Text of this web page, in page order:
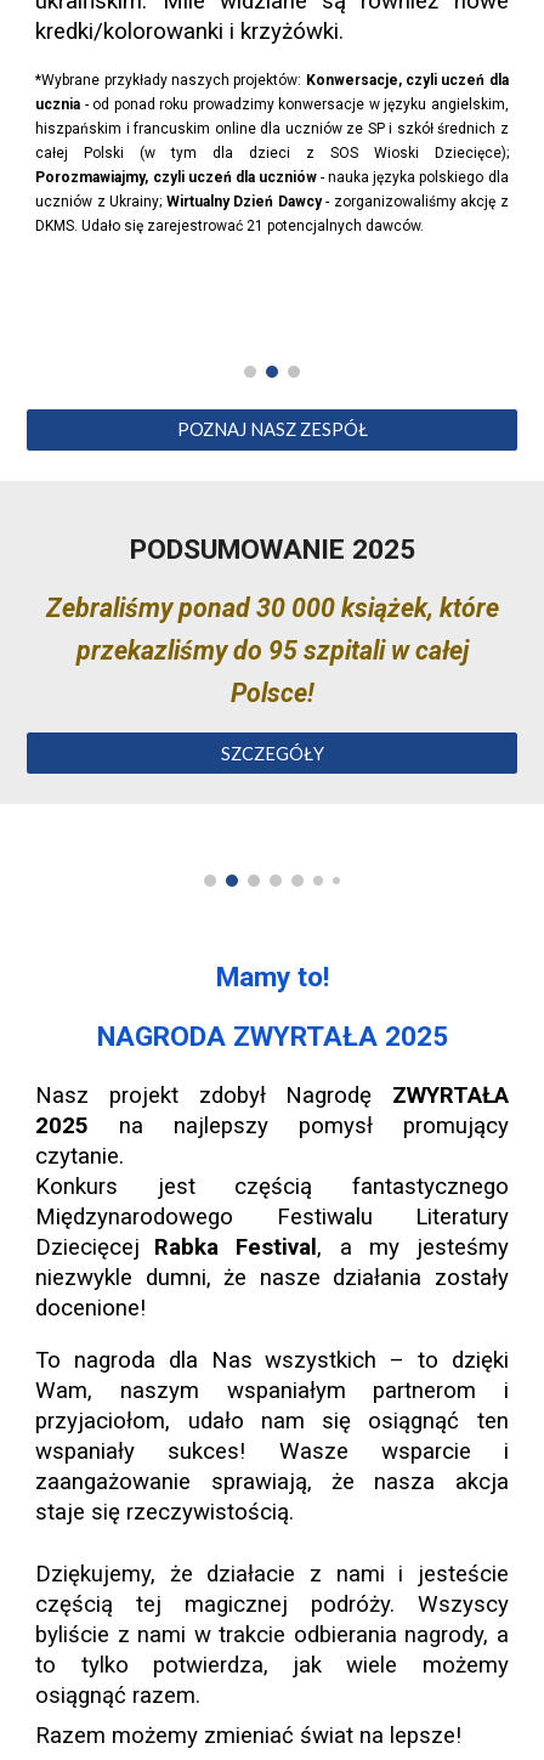
kredki/kolorowanki i krzyżówki.
*Wybrane przykłady naszych projektów: Konwersacje, czyli uczeń dla
ucznia - od ponad roku prowadzimy konwersacje w języku angielskim,
hiszpańskim i francuskim online dla uczniów ze SP i szkół średnich z
całej Polski (w tym dla dzieci z SOS Wioski Dziecięce);
Porozmawiajmy, czyli uczeń dla uczniów- nauka języka polskiego dla
uczniów z Ukrainy; Wirtualny Dzień Dawcy- zorganizowaliśmy akcję z
DKMS. Udało się zarejestrować 21 potencjalnych dawców.
POZNAJ NASZ ZESPÓŁ
PODSUMOWANIE 2025
Zebraliśmy ponad 30 000 książek, które
przekazliśmy do 95 szpitali w całej
Polsce!
SZCZEGÓŁY
Mamy to!
NAGRODA ZWYRTAŁA 2025
Nasz projekt zdobył Nagrodę ZWYRTAŁA
2025 na najlepszy pomysł promujący
czytanie.
Konkurs jest częścią fantastycznego
Międzynarodowego Festiwalu Literatury
Dziecięcej
Rabka Festival , a my jesteśmy
niezwykle dumni, że nasze działania zostały
docenione!
To nagroda dla Nas wszystkich – to dzięki
Wam, naszym wspaniałym partnerom i
przyjaciołom, udało nam się osiągnąć ten
wspaniały sukces! Wasze wsparcie i
zaangażowanie sprawiają, że nasza akcja
staje się rzeczywistością.
Dziękujemy, że działacie z nami i jesteście
częścią tej magicznej podróży. Wszyscy
byliście z nami w trakcie odbierania nagrody, a
to tylko potwierdza, jak wiele możemy
osiągnąć razem.
Razem możemy zmieniać świat na lepsze!